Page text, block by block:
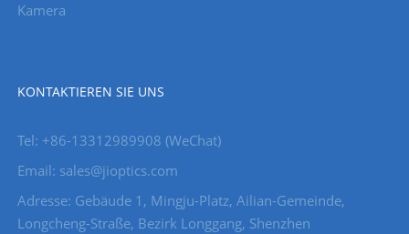
Kamera
KONTAKTIEREN SIE UNS
Tel: +86-13312989908 (WeChat)
Email: sales@jioptics.com
Adresse: Gebäude 1, Mingju-Platz, Ailian-Gemeinde,
Longcheng-Straße, Bezirk Longgang, Shenzhen